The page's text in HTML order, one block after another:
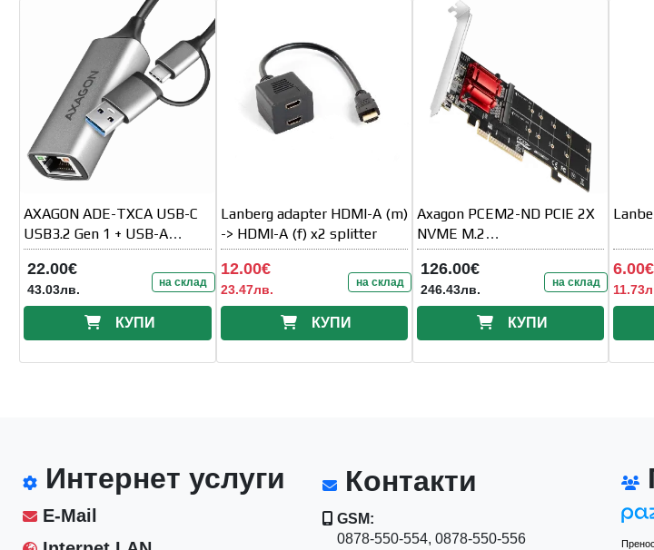
AXAGON ADE-TXCA USB-C
USB3.2 Gen 1 + USB-A
reduction- Gigabit Ethernet
10/100/1000 Adapter
22.00€
43.03лв. на склад
КУПИ
Lanberg adapter HDMI-A (m)
-> HDMI-A (f) x2 splitter
12.00€
23.47лв. на склад
КУПИ
Axagon PCEM2-ND PCIE 2X
NVME M.2
CONTROLLERPCI-Express
x8 internal controller for
126.00€
246.43лв. на склад
КУПИ
6.00€
Интернет услуги
E-Mail
Контакти
GSM:
0878-550-554, 0878-550-556